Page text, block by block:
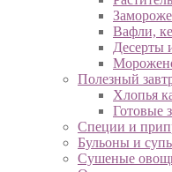
Вафли,
Десерты
Полезный
Хлопья
Готовые
Специи и
Бульоны и
Сушеные